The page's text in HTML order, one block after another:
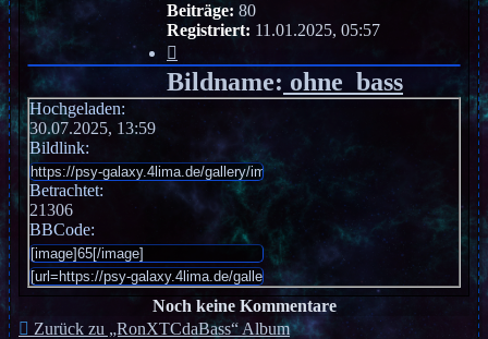
Beiträge: 80
Registriert: 11.01.2025, 05:57
Bildname: ohne_bass
Hochgeladen:
30.07.2025, 13:59
Bildlink:
Betrachtet:
21306
BBCode:
Noch keine Kommentare
Zurück zu „RonXTCdaBass“ Album